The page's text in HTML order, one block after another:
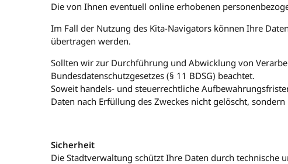
Die von Ihnen eventuell online erhobenen
Im Fall der Nutzung des Kita-Navigators können Ihre
übertragen werden.
Sollten wir zur Durchführung und Abwicklung von
Bundesdatenschutzgesetzes (§ 11 BDSG) beachtet.
Soweit handels- und steuerrechtliche
Daten nach Erfüllung des Zweckes nicht gelöscht,
Sicherheit
Die Stadtverwaltung schützt Ihre Daten durch